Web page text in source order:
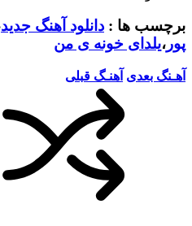
برچسب ها : دانلود آهنگ جدید
پور ،یلدای خونه ی من
آهـنگ بعدی آهنـگ قبلی